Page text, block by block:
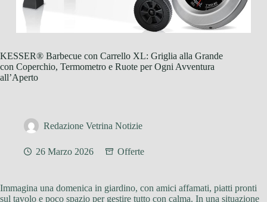
KESSER® Barbecue con Carrello XL: Griglia alla Grande
con Coperchio, Termometro e Ruote per Ogni Avventura
all’Aperto
Redazione Vetrina Notizie
26 Marzo 2026 Offerte
Immagina una domenica in giardino, con amici affamati, piatti pronti
sul tavolo e poco spazio per gestire tutto con calma. In una situazione